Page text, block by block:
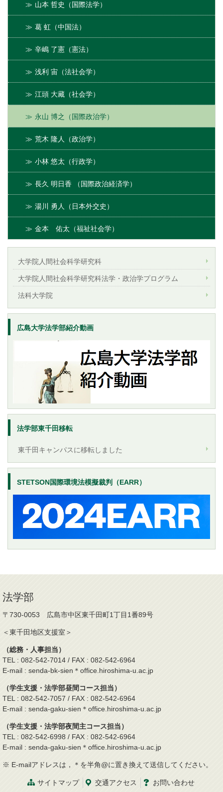
山本 哲史（国際法学）
葛 虹（中国法）
辛嶋 了憲（憲法）
浅利 宙（法社会学）
江頭 大藏（社会学）
永山 博之（国際政治学）
荒木 隆人（政治学）
小林 悠太（行政学）
長久 明日香 （国際政治経済学）
湯川 勇人（日本外交史）
金本 佑太（福祉社会学）
大学院人間社会科学研究科
大学院人間社会科学研究科法学・政治学プログラム
法科大学院
広島大学法学部紹介動画
法学部東千田移転
東千田キャンパスに移転しました
STETSON国際環境法模擬裁判（EARR）
法学部
〒730-0053 広島市中区東千田町1丁目1番89号
＜東千田地区支援室＞
（総務・人事担当）
TEL : 082-542-7014 / FAX : 082-542-6964
E-mail : senda-bk-sien＊office.hiroshima-u.ac.jp
（学生支援・法学部昼間コース担当）
TEL : 082-542-7057 / FAX : 082-542-6964
E-mail : senda-gaku-sien＊office.hiroshima-u.ac.jp
（学生支援・法学部夜間主コース担当）
TEL : 082-542-6998 / FAX : 082-542-6964
E-mail : senda-gaku-sien＊office.hiroshima-u.ac.jp
※ E-mailアドレスは，＊を半角@に置き換えて送信してください。
サイトマップ 交通アクセス お問い合わせ